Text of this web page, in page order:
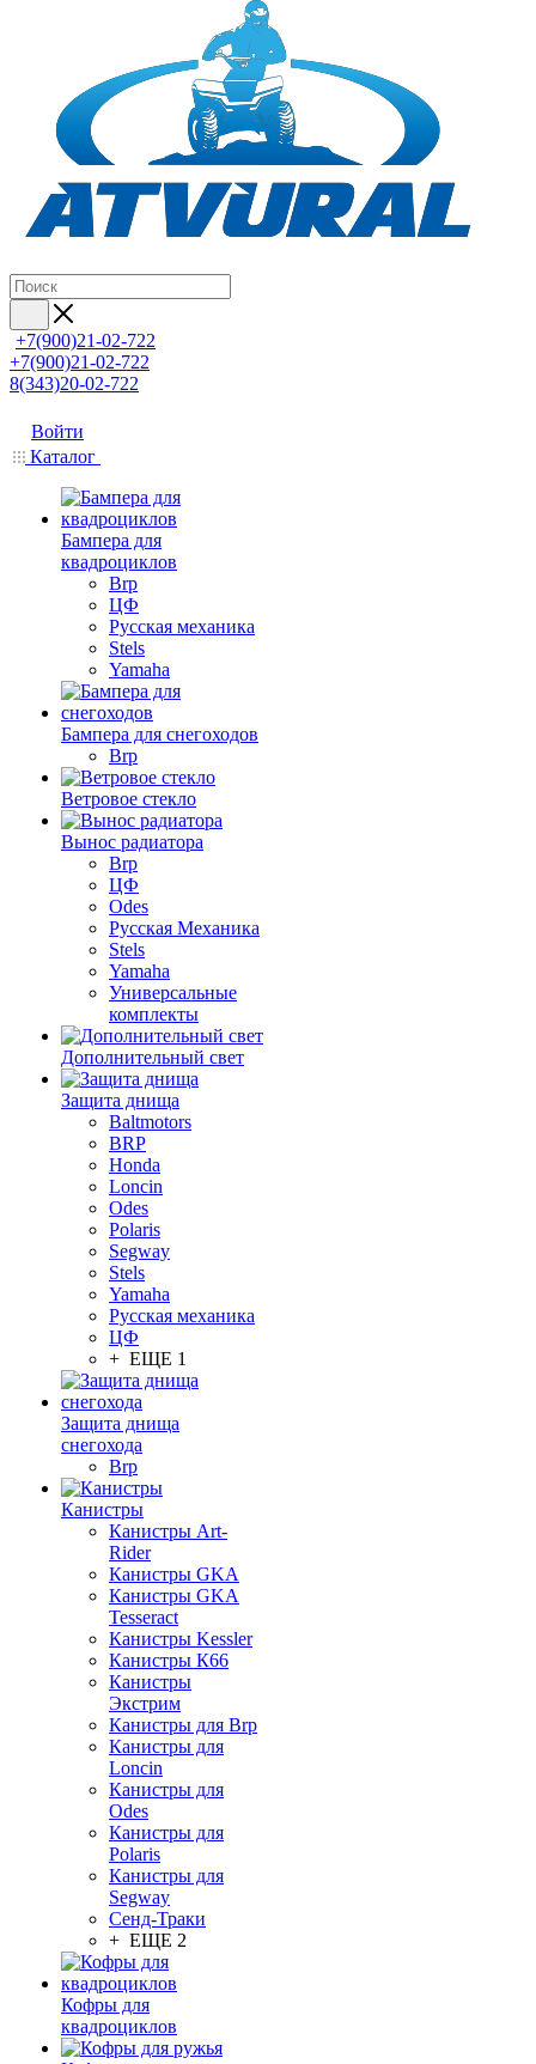
+7(900)21-02-722
+7(900)21-02-722
8(343)20-02-722
Войти
Каталог
Бампера для
квадроциклов
Brp
ЦФ
Русская механика
Stels
Yamaha
Бампера для снегоходов
Brp
Ветровое стекло
Вынос радиатора
Brp
ЦФ
Odes
Русская Механика
Stels
Yamaha
Универсальные
комплекты
Дополнительный свет
Защита днища
Baltmotors
BRP
Honda
Loncin
Odes
Polaris
Segway
Stels
Yamaha
Русская механика
ЦФ
+ ЕЩЕ 1
Защита днища
снегохода
Brp
Канистры
Канистры Art-
Rider
Канистры GKA
Канистры GKA
Tesseract
Канистры Kessler
Канистры К66
Канистры
Экстрим
Канистры для Brp
Канистры для
Loncin
Канистры для
Odes
Канистры для
Polaris
Канистры для
Segway
Сенд-Траки
+ ЕЩЕ 2
Кофры для
квадроциклов